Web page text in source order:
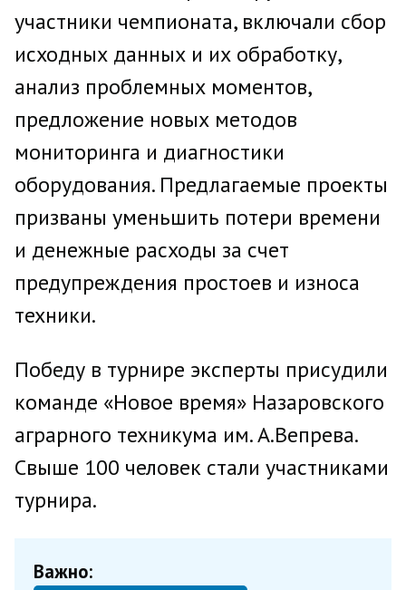
участники чемпионата, включали сбор
исходных данных и их обработку,
анализ проблемных моментов,
предложение новых методов
мониторинга и диагностики
оборудования. Предлагаемые проекты
призваны уменьшить потери времени
и денежные расходы за счет
предупреждения простоев и износа
техники.
Победу в турнире эксперты присудили
команде «Новое время» Назаровского
аграрного техникума им. А.Вепрева.
Свыше 100 человек стали участниками
турнира.
Важно: